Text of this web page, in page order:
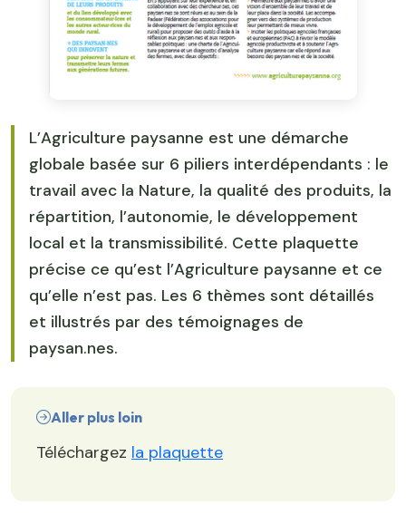
L’Agriculture paysanne est une démarche
globale basée sur 6 piliers interdépendants : le
travail avec la Nature, la qualité des produits, la
répartition, l’autonomie, le développement
local et la transmissibilité. Cette plaquette
précise ce qu’est l’Agriculture paysanne et ce
qu’elle n’est pas. Les 6 thèmes sont détaillés
et illustrés par des témoignages de
paysan.nes.
Aller plus loin
Téléchargez la plaquette